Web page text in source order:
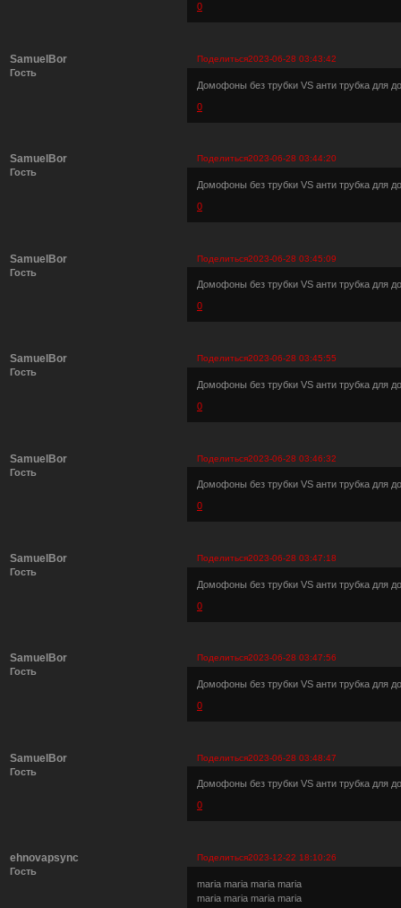
0
Поделиться2023-06-28 03:43:42
SamuelBor
Гость
Домофоны без трубки VS анти трубка для
0
Поделиться2023-06-28 03:44:20
SamuelBor
Гость
Домофоны без трубки VS анти трубка для
0
Поделиться2023-06-28 03:45:09
SamuelBor
Гость
Домофоны без трубки VS анти трубка для
0
Поделиться2023-06-28 03:45:55
SamuelBor
Гость
Домофоны без трубки VS анти трубка для
0
Поделиться2023-06-28 03:46:32
SamuelBor
Гость
Домофоны без трубки VS анти трубка для
0
Поделиться2023-06-28 03:47:18
SamuelBor
Гость
Домофоны без трубки VS анти трубка для
0
Поделиться2023-06-28 03:47:56
SamuelBor
Гость
Домофоны без трубки VS анти трубка для
0
Поделиться2023-06-28 03:48:47
SamuelBor
Гость
Домофоны без трубки VS анти трубка для
0
Поделиться2023-12-22 18:10:26
ehnovapsync
Гость
maria maria maria maria
maria maria maria maria